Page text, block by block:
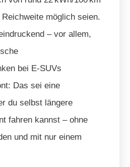
möglich seien.
– vor allem,
bei E-SUVs
Das sei eine
du selbst längere
fahren kannst – ohne
und mit nur einem